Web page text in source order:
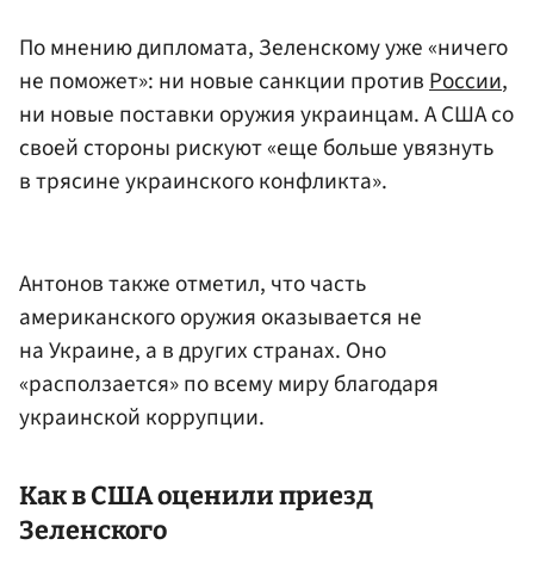
По мнению дипломата, Зеленскому уже «ничего
не поможет»: ни новые санкции противРоссии,
ни новые поставки оружия украинцам. А США со
своей стороны рискуют «еще больше увязнуть
в трясине украинского конфликта».
Антонов также отметил, что часть
американского оружия оказывается не
на Украине, а в других странах. Оно
«расползается» по всему миру благодаря
украинской коррупции.
Как в США оценили приезд
Зеленского